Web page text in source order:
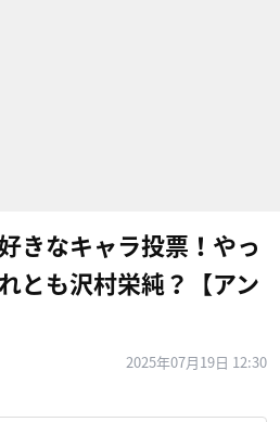
きなキャラ投票！やっ
とも沢村栄純？【アン
2025年07月19日 12:30